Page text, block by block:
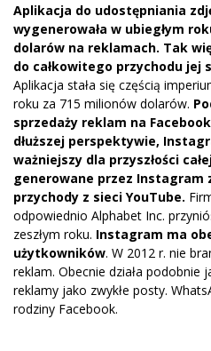
Aplikacja do udostępniania
wygenerowała w ubiegłym
dolarów na reklamach. Tak
do całkowitego przychodu jej
Aplikacja stała się częścią
roku za 715 milionów dolarów.
sprzedaży reklam na
dłuższej perspektywie,
ważniejszy dla przyszłości
generowane przez Instagram
przychody z sieci YouTube.
odpowiednio Alphabet Inc.
zeszłym roku. Instagram ma
użytkowników. W 2012 r. nie
reklam. Obecnie działa podobnie
reklamy jako zwykłe posty.
rodziny Facebook.